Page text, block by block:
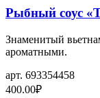
Рыбный соус
Знаменитый
ароматными.
арт. 693354458
400.00₽